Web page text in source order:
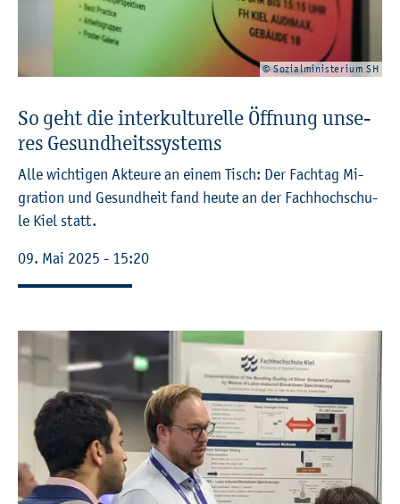
© So­zi­al­mi­nis­te­ri­um SH
So geht die in­ter­kul­tu­rel­le Öff­nung un­se­
res Ge­sund­heits­sys­tems
Alle wich­ti­gen Ak­teu­re an einem Tisch: Der Fach­tag Mi­
gra­ti­on und Ge­sund­heit fand heute an der Fach­hoch­schu­
le Kiel statt.
09. Mai 2025 - 15:20